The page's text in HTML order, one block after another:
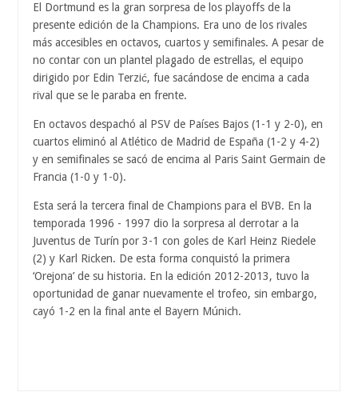
El Dortmund es la gran sorpresa de los playoffs de la
presente edición de la Champions. Era uno de los rivales
más accesibles en octavos, cuartos y semifinales. A pesar de
no contar con un plantel plagado de estrellas, el equipo
dirigido por Edin Terzić, fue sacándose de encima a cada
rival que se le paraba en frente.
En octavos despachó al PSV de Países Bajos (1-1 y 2-0), en
cuartos eliminó al Atlético de Madrid de España (1-2 y 4-2)
y en semifinales se sacó de encima al Paris Saint Germain de
Francia (1-0 y 1-0).
Esta será la tercera final de Champions para el BVB. En la
temporada 1996 - 1997 dio la sorpresa al derrotar a la
Juventus de Turín por 3-1 con goles de Karl Heinz Riedele
(2) y Karl Ricken. De esta forma conquistó la primera
‘Orejona’ de su historia. En la edición 2012-2013, tuvo la
oportunidad de ganar nuevamente el trofeo, sin embargo,
cayó 1-2 en la final ante el Bayern Múnich.